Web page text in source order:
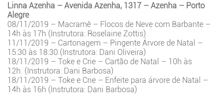
Linna Azenha – Avenida Azenha, 1317 – Azenha – Porto
Alegre
08/11/2019 – Macramê – Flocos de Neve com Barbante –
14h às 17h (Instrutora: Roselaine Zottis)
11/11/2019 – Cartonagem – Pingente Árvore de Natal –
15:30 às 18:30.(Instrutora: Dani Oliveira)
18/11/2019 – Toke e Crie – Cartão de Natal – 10h às
12h. (Instrutora: Dani Barbosa)
18/11/2019 – Toke e Crie – Enfeite para árvore de Natal –
14h às 16h (Instrutora: Dani Barbosa)